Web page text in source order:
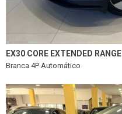
EX30 CORE EXTENDED RANGE
Branca 4P Automático